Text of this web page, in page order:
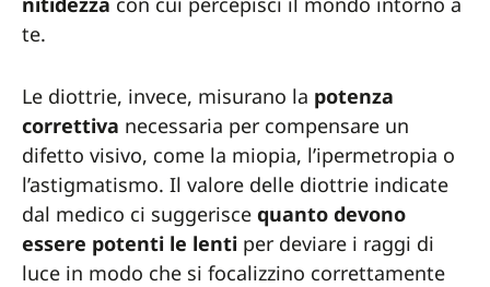
te.
Le diottrie, invece, misurano la potenza
correttiva necessaria per compensare un
difetto visivo, come la miopia, l’ipermetropia o
l’astigmatismo. Il valore delle diottrie indicate
dal medico ci suggerisce quanto devono
essere potenti le lenti per deviare i raggi di
luce in modo che si focalizzino correttamente